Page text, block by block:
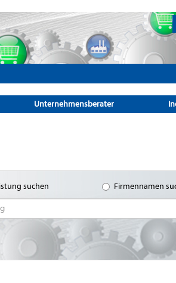
Unternehmensberater
suchen Firmennamen